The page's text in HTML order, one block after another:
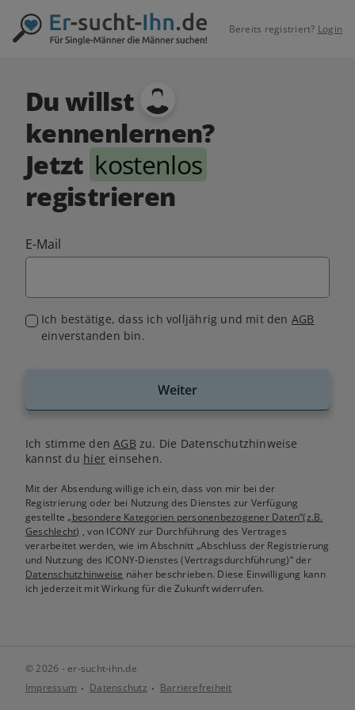
Bereits registriert? Login
Du willst
kennenlernen?
Jetzt kostenlos
registrieren
E-Mail
Ich bestätige, dass ich volljährig und mit den AGB
einverstanden bin.
Weiter
Ich stimme denAGB zu. Die Datenschutzhinweise
kannst du hiereinsehen.
Mit der Absendung willige ich ein, dass von mir bei der
Registrierung oder bei Nutzung des Dienstes zur Verfügung
gestellte„besondere Kategorien personenbezogener Daten“(z.B.
Geschlecht) , von ICONY zur Durchführung des Vertrages
verarbeitet werden, wie im Abschnitt „Abschluss der Registrierung
und Nutzung des ICONY-Dienstes (Vertragsdurchführung)“ der
Datenschutzhinweise näher beschrieben. Diese Einwilligung kann
ich jederzeit mit Wirkung für die Zukunft widerrufen.
© 2026 - er-sucht-ihn.de
Impressum
Datenschutz Barrierefreiheit